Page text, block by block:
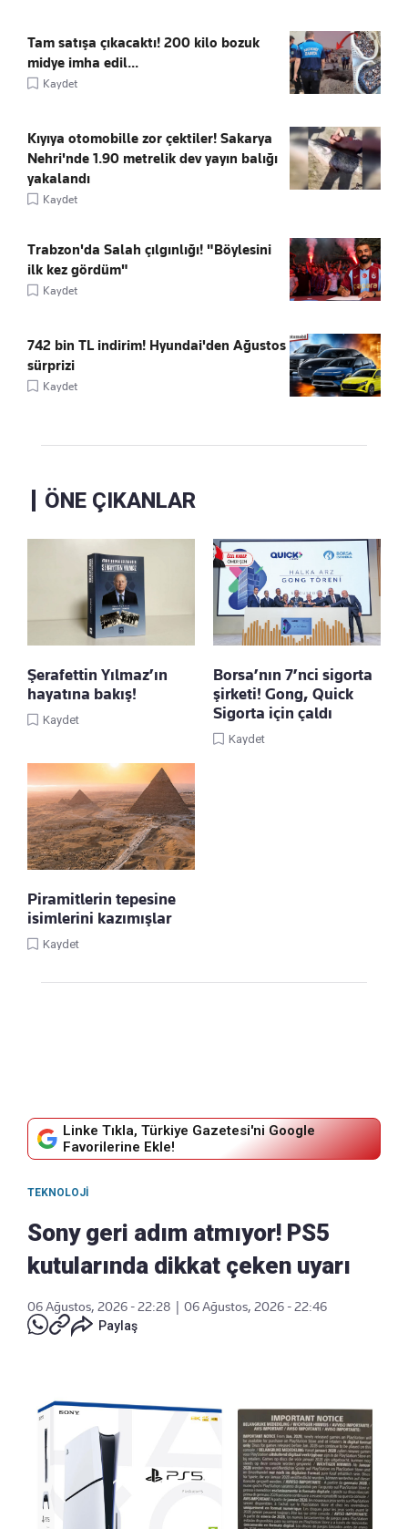
Tam satışa çıkacaktı! 200 kilo bozuk
midye imha edil...
Kaydet
Kıyıya otomobille zor çektiler! Sakarya
Nehri'nde 1.90 metrelik dev yayın balığı
yakalandı
Kaydet
Trabzon'da Salah çılgınlığı! "Böylesini
ilk kez gördüm"
Kaydet
742 bin TL indirim! Hyundai'den Ağustos
sürprizi
Kaydet
ÖNE ÇIKANLAR
Şerafettin Yılmaz’ın
hayatına bakış!
Kaydet
Borsa’nın 7’nci sigorta
şirketi! Gong, Quick
Sigorta için çaldı
Kaydet
Piramitlerin tepesine
isimlerini kazımışlar
Kaydet
Linke Tıkla, Türkiye Gazetesi'ni Google
Favorilerine Ekle!
TEKNOLOJI
Sony geri adım atmıyor! PS5
kutularında dikkat çeken uyarı
06 Ağustos, 2026 - 22:28
06 Ağustos, 2026 - 22:46
Paylaş